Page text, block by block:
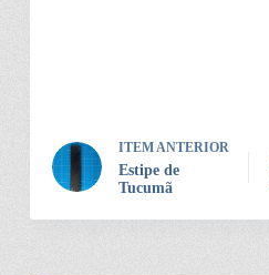
ITEM ANTERIOR
Estipe de
Tucumã